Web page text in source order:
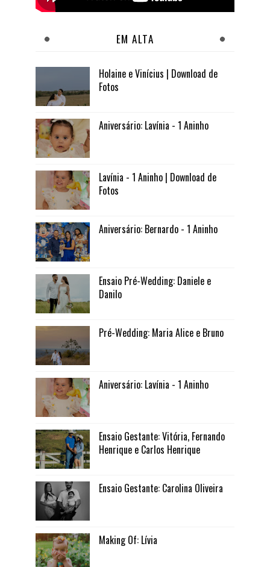
EM ALTA
Holaine e Vinícius | Download de
Fotos
Aniversário: Lavínia - 1 Aninho
Lavínia - 1 Aninho | Download de
Fotos
Aniversário: Bernardo - 1 Aninho
Ensaio Pré-Wedding: Daniele e
Danilo
Pré-Wedding: Maria Alice e Bruno
Aniversário: Lavínia - 1 Aninho
Ensaio Gestante: Vitória, Fernando
Henrique e Carlos Henrique
Ensaio Gestante: Carolina Oliveira
Making Of: Lívia